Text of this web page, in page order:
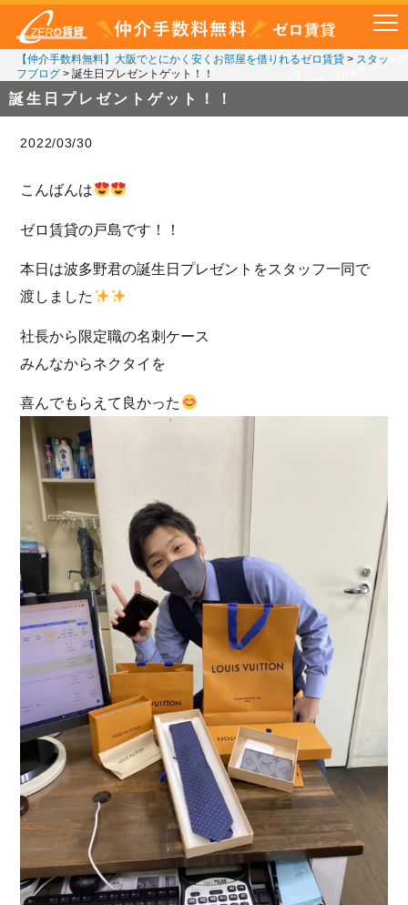
【仲介手数料無料】大阪でとにかく安くお部屋を借りれるゼロ賃貸> スタッ
フブログ> 誕生日プレゼントゲット！！
誕生日プレゼントゲット！！
2022/03/30
こんばんは
ゼロ賃貸の戸島です！！
本日は波多野君の誕生日プレゼントをスタッフ一同で
渡しました
社長から限定職の名刺ケース
みんなからネクタイを
喜んでもらえて良かった